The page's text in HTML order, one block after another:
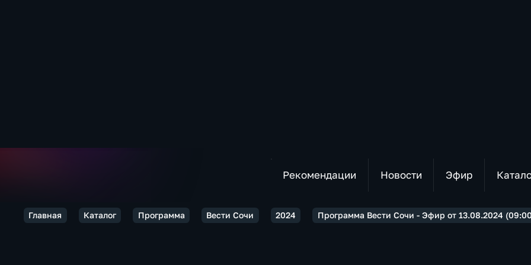
Рекомендации Новости Эфир
Главная Каталог Программа Вести Сочи 2024 Программа Вести Сочи - Эфир от 13.08.2024